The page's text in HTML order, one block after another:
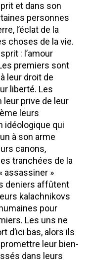
et dans son
personnes
l’éclat de la
choses de la vie.
: l’amour
premiers sont
leur droit de
liberté. Les
prive de leur
leurs
idéologique qui
à son arme
canons,
tranchées de la
assassiner »
deniers affûtent
kalachnikovs
pour
Les uns ne
d’ici bas, alors ils
leur bien-
dans leurs